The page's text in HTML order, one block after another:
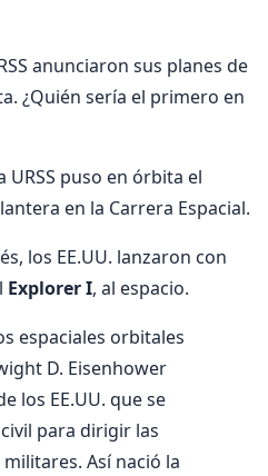
anunciaron sus planes de
¿Quién sería el primero en
URSS puso en órbita el
en la Carrera Espacial.
los EE.UU. lanzaron con
Explorer I, al espacio.
espaciales orbitales
D. Eisenhower
los EE.UU. que se
para dirigir las
Así nació la